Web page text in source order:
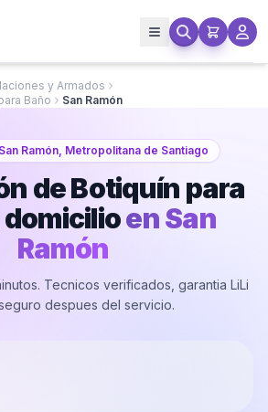
y Armados
Baño
San Ramón
Ramón, Metropolitana de Santiago
de Botiquín para
domicilioenSan
Ramón
Tecnicos verificados, garantia LiLi
despues del servicio.